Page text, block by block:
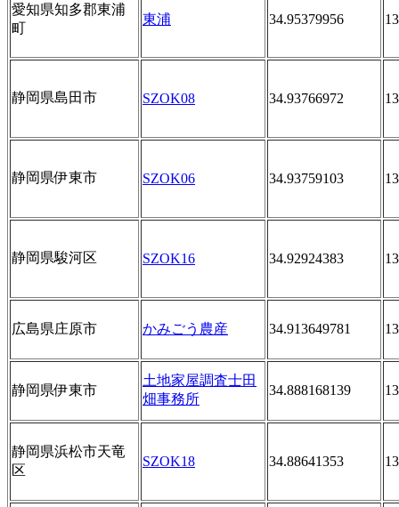
愛知県知多郡東浦
町
東浦 34.95379956
静岡県島田市 SZOK08 34.93766972
静岡県伊東市 SZOK06 34.93759103
静岡県駿河区 SZOK16 34.92924383
広島県庄原市 かみごう農産 34.913649781
静岡県伊東市
土地家屋調査士田
畑事務所
34.888168139
静岡県浜松市天竜
区
SZOK18 34.88641353